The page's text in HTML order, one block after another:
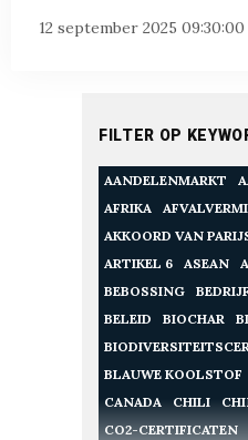
12 september 2025 09:30:00
FILTER OP
AANDELENMARKT
AFRIKA
AKKOORD VAN
ARTIKEL 6
ASEAN
BEBOSSING
BEDRIJF
BELEID
BIOCHAR
BLAUWE KOOLSTOF
CANADA
CHILI
CO2-CERTIFICATEN